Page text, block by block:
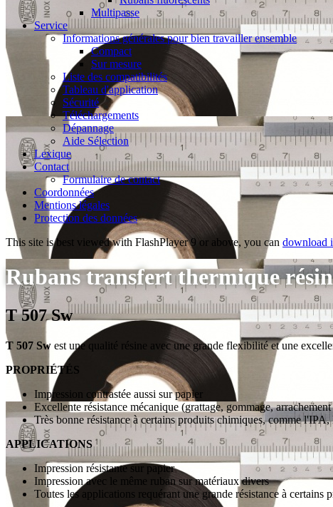
Multipasse
Service
Informations générales pour bien travailler ensemble
Compact
Sur mesure
Liste des compatibilités
Tableau d'application
Sécurité
Téléchargements
Dépannage
Aide Sélection
Lexique
Contact
Formulaire de contact
Coordonnées
Mentions légales
Protection des données
This site is best viewed with FlashPlayer 9 or above, you can download
Rubans transfert thermique
T 507 Sw
T 507 Sw est une qualité résine avec une grande flexibilité et une
PROPRIÉTÉS
Impression contrastée aussi sur papier
Excellente résistance mécanique (grattage, gommage,
Très bonne résistance à certains produits chimiques, comme
APPLICATIONS
Impression résistante sur papier
Impression avec le même ruban sur matériaux divers
Toutes les applications requérant une grande résistance à certains